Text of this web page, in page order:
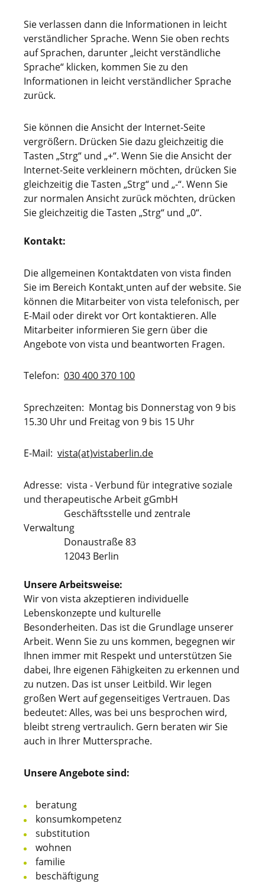
Sie verlassen dann die Informationen in leicht
verständlicher Sprache. Wenn Sie oben rechts
auf Sprachen, darunter „leicht verständliche
Sprache“ klicken, kommen Sie zu den
Informationen in leicht verständlicher Sprache
zurück.
Sie können die Ansicht der Internet-Seite
vergrößern. Drücken Sie dazu gleichzeitig die
Tasten „Strg“ und „+“. Wenn Sie die Ansicht der
Internet-Seite verkleinern möchten, drücken Sie
gleichzeitig die Tasten „Strg“ und „-“. Wenn Sie
zur normalen Ansicht zurück möchten, drücken
Sie gleichzeitig die Tasten „Strg“ und „0“.
Kontakt:
Die allgemeinen Kontaktdaten von vista finden
Sie im Bereich Kontakt unten auf der website. Sie
können die Mitarbeiter von vista telefonisch, per
E-Mail oder direkt vor Ort kontaktieren. Alle
Mitarbeiter informieren Sie gern über die
Angebote von vista und beantworten Fragen.
Telefon: 030 400 370 100
Sprechzeiten: Montag bis Donnerstag von 9 bis
15.30 Uhr und Freitag von 9 bis 15 Uhr
E-Mail: vista(at)vistaberlin.de
Adresse: vista - Verbund für integrative soziale
und therapeutische Arbeit gGmbH
Geschäftsstelle und zentrale
Verwaltung
Donaustraße 83
12043 Berlin
Unsere Arbeitsweise:
Wir von vista akzeptieren individuelle
Lebenskonzepte und kulturelle
Besonderheiten. Das ist die Grundlage unserer
Arbeit. Wenn Sie zu uns kommen, begegnen wir
Ihnen immer mit Respekt und unterstützen Sie
dabei, Ihre eigenen Fähigkeiten zu erkennen und
zu nutzen. Das ist unser Leitbild. Wir legen
großen Wert auf gegenseitiges Vertrauen. Das
bedeutet: Alles, was bei uns besprochen wird,
bleibt streng vertraulich. Gern beraten wir Sie
auch in Ihrer Muttersprache.
Unsere Angebote sind:
beratung
konsumkompetenz
substitution
wohnen
familie
beschäftigung